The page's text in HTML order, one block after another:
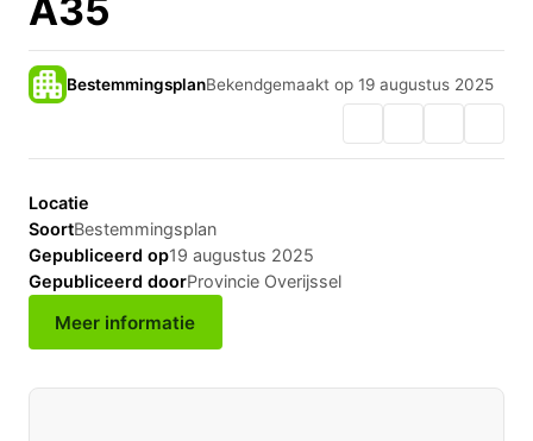
A35
BestemmingsplanBekendgemaakt op 19 augustus 2025
Locatie
SoortBestemmingsplan
Gepubliceerd op19 augustus 2025
Gepubliceerd doorProvincie Overijssel
Meer informatie